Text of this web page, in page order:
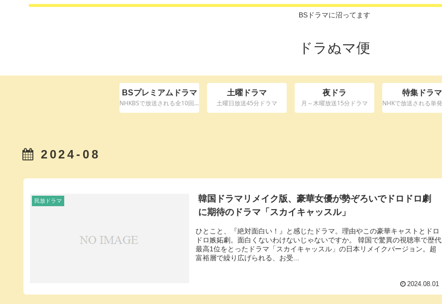
BSドラマに沼ってます
ドラぬマ便
BSプレミアムドラマ
NHKBSで放送される全10回ドラマ
土曜ドラマ
土曜日放送45分ドラマ
夜ドラ
月～木曜放送15分ドラマ
特集ドラマ
2024-08
民放ドラマ
韓国ドラマリメイク版、豪華女優が勢ぞろいでドロドロ劇
に期待のドラマ「スカイキャッスル」
ひとこと、『絶対面白い！』と感じたドラマ。理由やこの豪華キャストとドロ
ドロ嫉妬劇。面白くないわけないじゃないですか。 韓国で驚異の視聴率で歴代
最高1位をとったドラマ「スカイキャッスル」の日本リメイクバージョン。超
富裕層で繰り広げられる、お受...
2024.08.01